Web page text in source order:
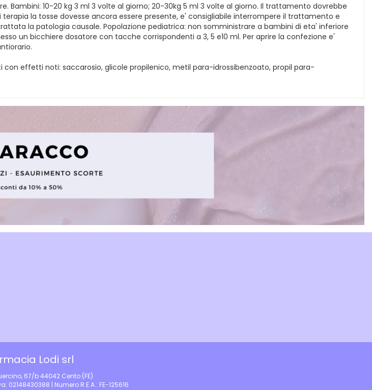
Bambini: 10-20 kg 3 ml 3 volte al giorno; 20-30kg 5 ml 3 volte al giorno. Il trattamento dovrebbe
la tosse dovesse ancora essere presente, e' consigliabile interrompere il trattamento e
la patologia causale. Popolazione pediatrica: non somministrare a bambini di eta' inferiore
un bicchiere dosatore con tacche corrispondenti a 3, 5 e10 ml. Per aprire la confezione e'
effetti noti: saccarosio, glicole propilenico, metil para-idrossibenzoato, propil para-
Lodi srl
67/b 44042 Cento (FE)
02148430388 | Numero R.E.A.: FE-125616